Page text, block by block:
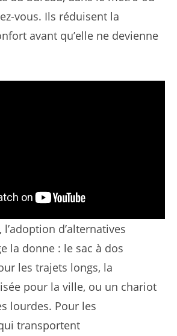
vous. Ils réduisent la
avant qu’elle ne devienne
d’alternatives
la donne : le sac à dos
les trajets longs, la
pour la ville, ou un chariot
lourdes. Pour les
transportent